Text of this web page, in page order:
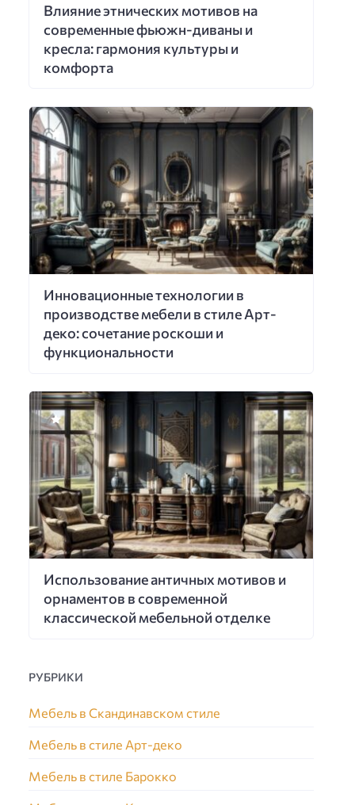
Влияние этнических мотивов на
современные фьюжн-диваны и
кресла: гармония культуры и
комфорта
Инновационные технологии в
производстве мебели в стиле Арт-
деко: сочетание роскоши и
функциональности
Использование античных мотивов и
орнаментов в современной
классической мебельной отделке
РУБРИКИ
Мебель в Скандинавском стиле
Мебель в стиле Арт-деко
Мебель в стиле Барокко